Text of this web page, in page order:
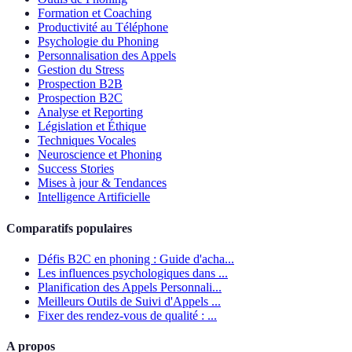
Formation et Coaching
Productivité au Téléphone
Psychologie du Phoning
Personnalisation des Appels
Gestion du Stress
Prospection B2B
Prospection B2C
Analyse et Reporting
Législation et Éthique
Techniques Vocales
Neuroscience et Phoning
Success Stories
Mises à jour & Tendances
Intelligence Artificielle
Comparatifs populaires
Défis B2C en phoning : Guide d'acha...
Les influences psychologiques dans ...
Planification des Appels Personnali...
Meilleurs Outils de Suivi d'Appels ...
Fixer des rendez-vous de qualité : ...
A propos